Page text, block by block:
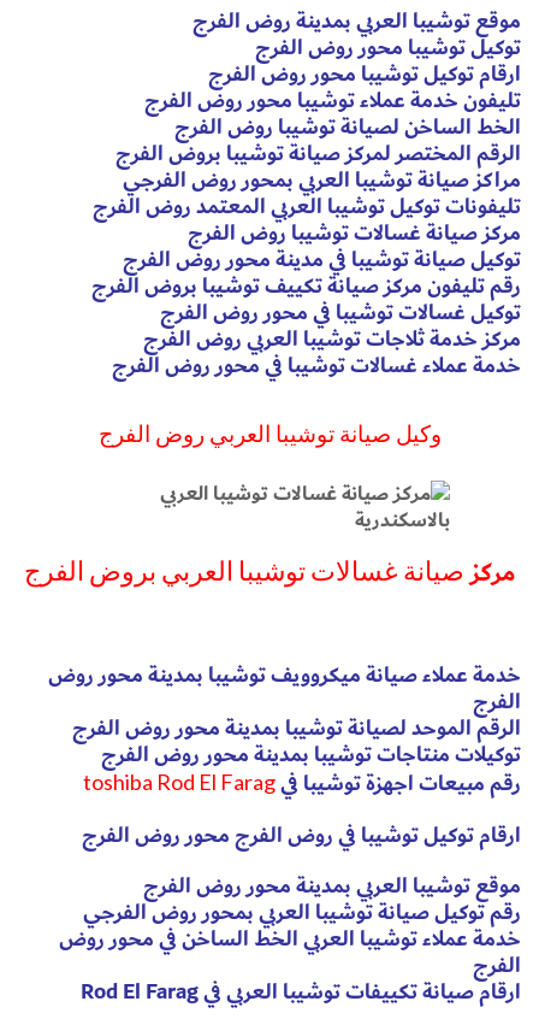
موقع توشيبا العربي بمدينة روض الفرج
توكيل توشيبا محور روض الفرج
ارقام توكيل توشيبا محور روض الفرج
تليفون خدمة عملاء توشيبا محور روض الفرج
الخط الساخن لصيانة توشيبا روض الفرج
الرقم المختصر لمركز صيانة توشيبا بروض الفرج
مراكز صيانة توشيبا العربي بمحور روض الفرجي
تليفونات توكيل توشيبا العربي المعتمد روض الفرج
مركز صيانة غسالات توشيبا روض الفرج
توكيل صيانة توشيبا في مدينة محور روض الفرج
رقم تليفون مركز صيانة تكييف توشيبا بروض الفرج
توكيل غسالات توشيبا في محور روض الفرج
مركز خدمة ثلاجات توشيبا العربي روض الفرج
خدمة عملاء غسالات توشيبا في محور روض الفرج
وكيل صيانة توشيبا العربي روض الفرج
مركزصيانة غسالات توشيبا العربي بروض الفرج
خدمة عملاء صيانة ميكروويف توشيبا بمدينة محور روض
الفرج
الرقم الموحد لصيانة توشيبا بمدينة محور روض الفرج
توكيلات منتاجات توشيبا بمدينة محور روض الفرج
رقم مبيعات اجهزة توشيبا فيtoshiba Rod El Farag
ارقام توكيل توشيبا في روض الفرج محور روض الفرج
موقع توشيبا العربي بمدينة محور روض الفرج
رقم توكيل صيانة توشيبا العربي بمحور روض الفرجي
خدمة عملاء توشيبا العربي الخط الساخن في محور روض
الفرج
ارقام صيانة تكييفات توشيبا العربي في Rod El Farag